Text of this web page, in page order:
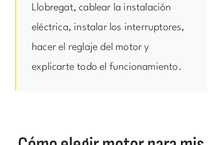
Llobregat, cablear la instalación
eléctrica, instalar los interruptores,
hacer el reglaje del motor y
explicarte todo el funcionamiento.